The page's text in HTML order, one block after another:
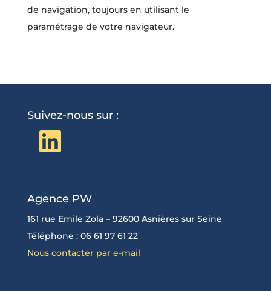
de navigation, toujours en utilisant le
paramétrage de votre navigateur.
Suivez-nous sur :
LinkedIn
Agence PW
161 rue Emile Zola – 92600 Asnières sur Seine
Téléphone : 06 61 97 61 22
Nous contacter par e-mail